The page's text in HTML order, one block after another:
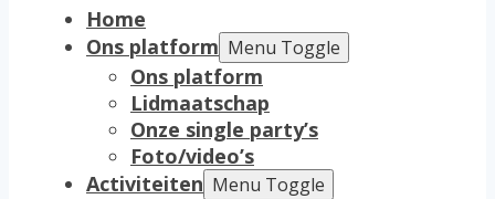
Home
Ons platform Menu Toggle
Ons platform
Lidmaatschap
Onze single party’s
Foto/video’s
Activiteiten Menu Toggle